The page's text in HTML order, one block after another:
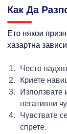
Как Да
Ето някои
хазартна
Често
Криете
Използвате
негативни
Чувствате
спрете.